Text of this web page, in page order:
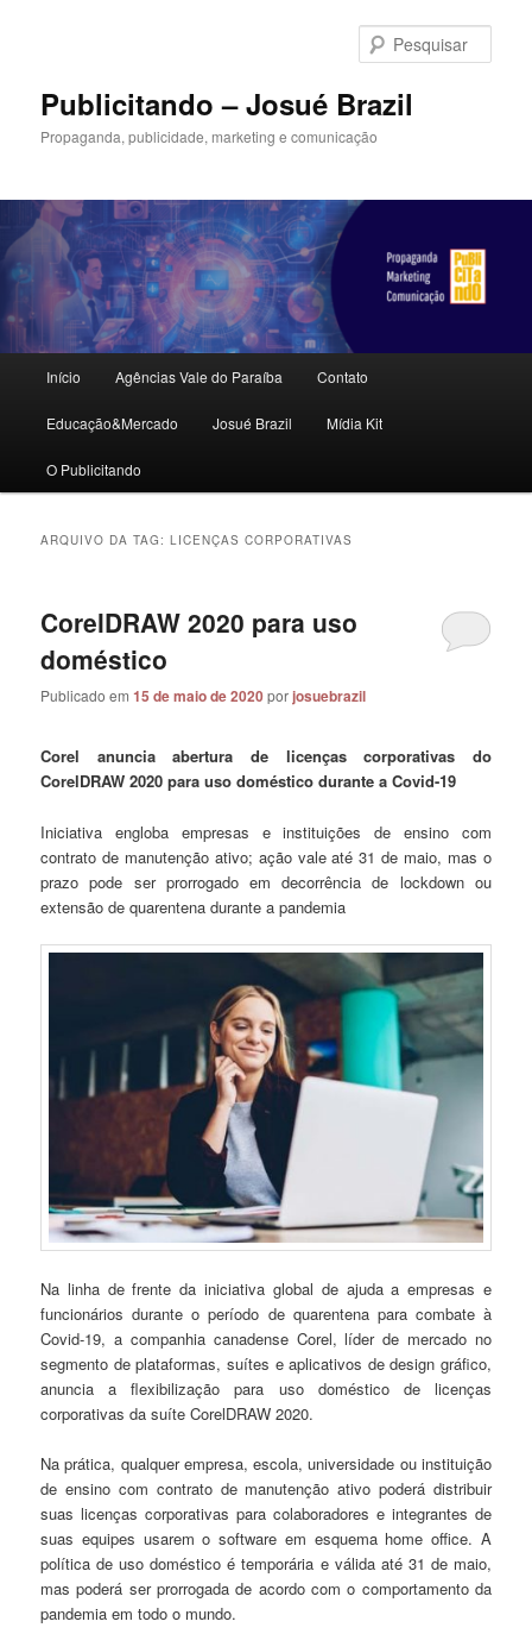
principal
secundárioPublicitando – Josué Brazil
Propaganda, publicidade, marketing e comunicação
principal
Início Agências Vale do Paraíba Contato
Educação&Mercado Josué Brazil Mídia Kit
O Publicitando
ARQUIVO DA TAG:LICENÇAS CORPORATIVAS
CorelDRAW 2020 para uso
doméstico
Publicado em15 de maio de 2020porjosuebrazil
Corel anuncia abertura de licenças corporativas do
CorelDRAW 2020 para uso doméstico durante a Covid-19
Iniciativa engloba empresas e instituições de ensino com
contrato de manutenção ativo; ação vale até 31 de maio, mas o
prazo pode ser prorrogado em decorrência de lockdown ou
extensão de quarentena durante a pandemia
Na linha de frente da iniciativa global de ajuda a empresas e
funcionários durante o período de quarentena para combate à
Covid-19, a companhia canadense Corel, líder de mercado no
segmento de plataformas, suítes e aplicativos de design gráfico,
anuncia a flexibilização para uso doméstico de licenças
corporativas da suíte CorelDRAW 2020.
Na prática, qualquer empresa, escola, universidade ou instituição
de ensino com contrato de manutenção ativo poderá distribuir
suas licenças corporativas para colaboradores e integrantes de
suas equipes usarem o software em esquema home office. A
política de uso doméstico é temporária e válida até 31 de maio,
mas poderá ser prorrogada de acordo com o comportamento da
pandemia em todo o mundo.